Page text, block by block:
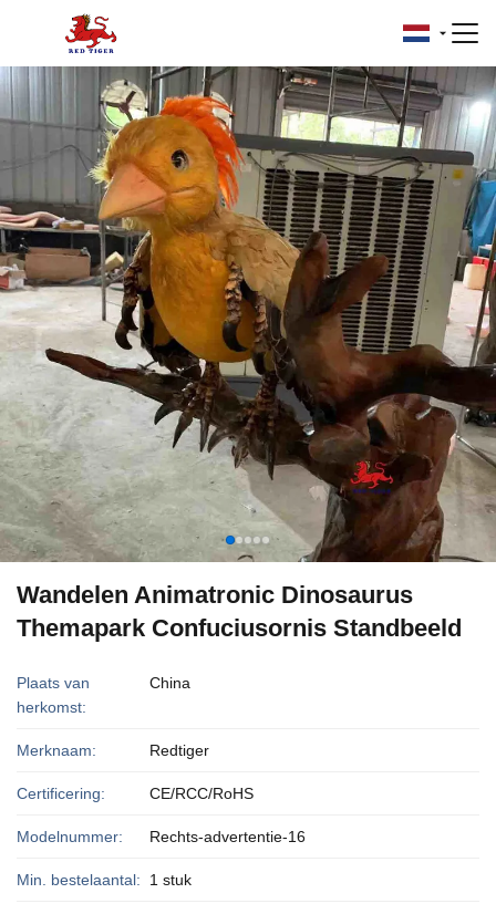
Wandelen Animatronic Dinosaurus
Themapark Confuciusornis Standbeeld
Plaats van
herkomst:
China
Merknaam: Redtiger
Certificering: CE/RCC/RoHS
Modelnummer: Rechts-advertentie-16
Min. bestelaantal: 1 stuk